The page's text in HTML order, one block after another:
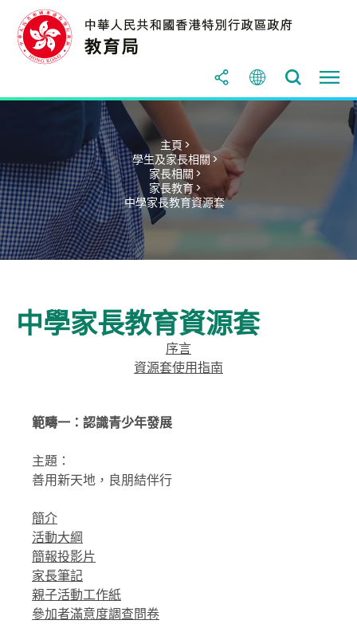
主頁 >
學生及家長相關 >
家長相關 >
家長教育 >
中學家長教育資源套
中學家長教育資源套
序言
資源套使用指南
範疇一：認識青少年發展
主題：
善用新天地，良朋結伴行
簡介
活動大綱
簡報投影片
家長筆記
親子活動工作紙
參加者滿意度調查問卷